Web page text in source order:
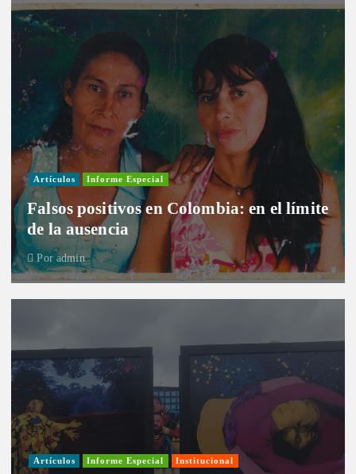
Artículos Informe Especial
Falsos positivos en Colombia: en el límite
de la ausencia
Por admin
Artículos Informe Especial Institucional